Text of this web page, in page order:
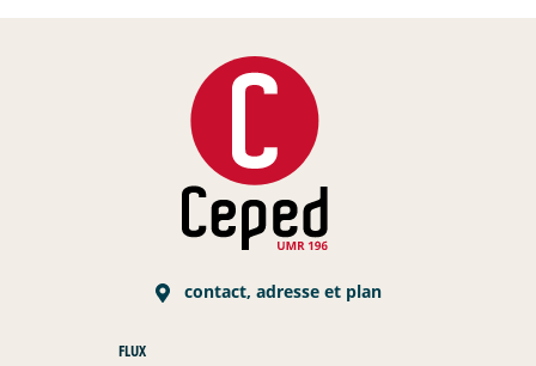
contact, adresse et plan
FLUX